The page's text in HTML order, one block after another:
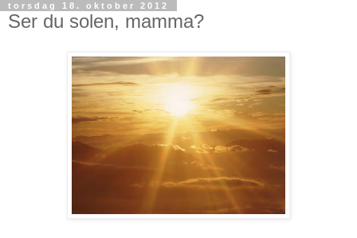
torsdag 18. oktober 2012
Ser du solen, mamma?